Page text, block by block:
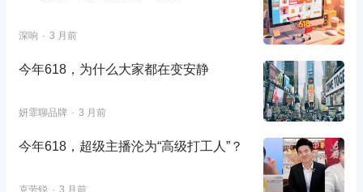
深响 3 月前
今年618，为什么大家都在变安静
妍霏聊品牌 3 月前
今年618，超级主播沦为“高级打工人”？
克劳锐 3 月前